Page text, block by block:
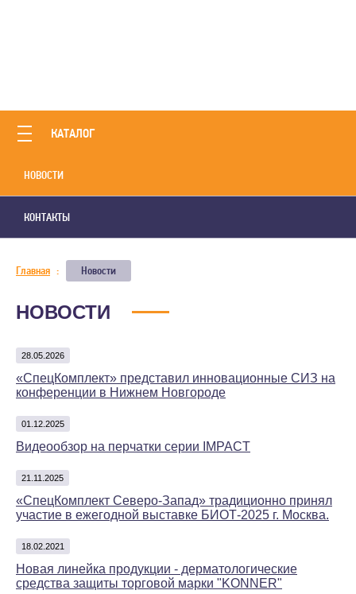
КАТАЛОГ
НОВОСТИ
КОНТАКТЫ
Главная : Новости
НОВОСТИ
28.05.2026
«СпецКомплект» представил инновационные СИЗ на
конференции в Нижнем Новгороде
01.12.2025
Видеообзор на перчатки серии IMPACT
21.11.2025
«СпецКомплект Северо-Запад» традиционно принял
участие в ежегодной выставке БИОТ-2025 г. Москва.
18.02.2021
Новая линейка продукции - дерматологические
средства защиты торговой марки "KONNER"